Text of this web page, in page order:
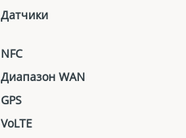
Датчики
NFC
Диапазон WAN
GPS
VoLTE